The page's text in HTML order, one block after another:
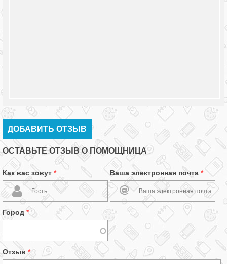
ДОБАВИТЬ ОТЗЫВ
ОСТАВЬТЕ ОТЗЫВ О ПОМОЩНИЦА
Как вас зовут * Ваша электронная почта *
Город *
Отзыв *